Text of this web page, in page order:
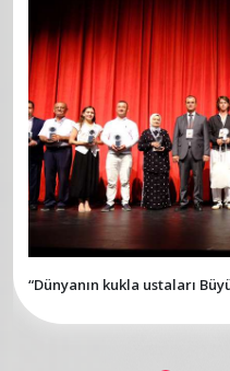
“Dünyanın kukla ustaları